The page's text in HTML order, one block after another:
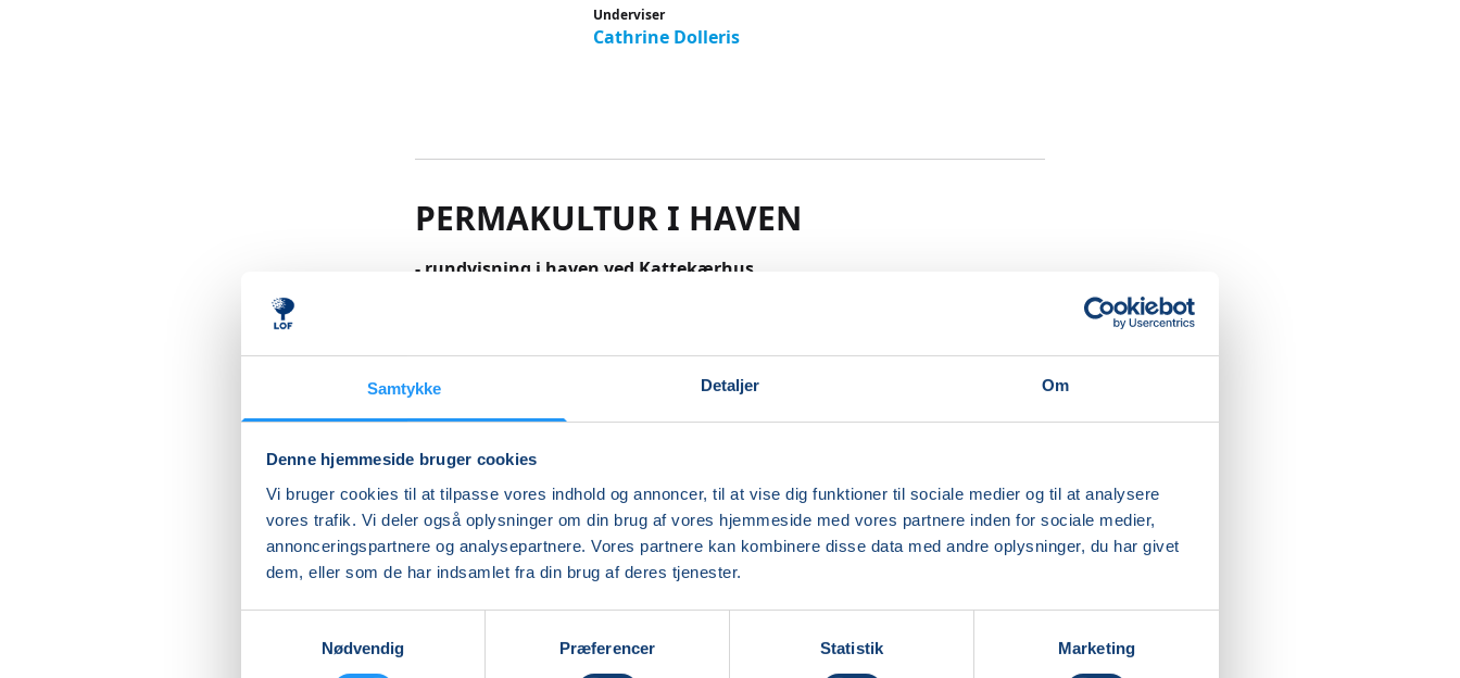
Samtykke Detaljer Om
Denne hjemmeside bruger cookies
Vi bruger cookies til at tilpasse vores indhold og annoncer, til at vise dig funktioner til sociale medier og til at analysere
vores trafik. Vi deler også oplysninger om din brug af vores hjemmeside med vores partnere inden for sociale medier,
annonceringspartnere og analysepartnere. Vores partnere kan kombinere disse data med andre oplysninger, du har givet
dem, eller som de har indsamlet fra din brug af deres tjenester.
Nødvendig
Præferencer Statistik Marketing
Underviser
Cathrine Dolleris
PERMAKULTUR I HAVEN
- rundvisning i haven ved Kattekærhus
Cathrine giver en rundvisning i skovhaven og undervejs har man mulighed
for at smage på urter og frugter. Du får en præsentation af de flerårige
planter og skovhavens struktur og bliver klogere på hvordan permakultur
Medbring praktisk tøj og nysgerrighed!
Læs mere
Indlæser frie pladser...